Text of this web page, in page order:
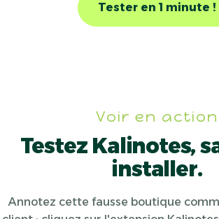
Tester en 1 minute !
Voir en action
Testez Kalinotes,
installer.
Annotez cette fausse boutique